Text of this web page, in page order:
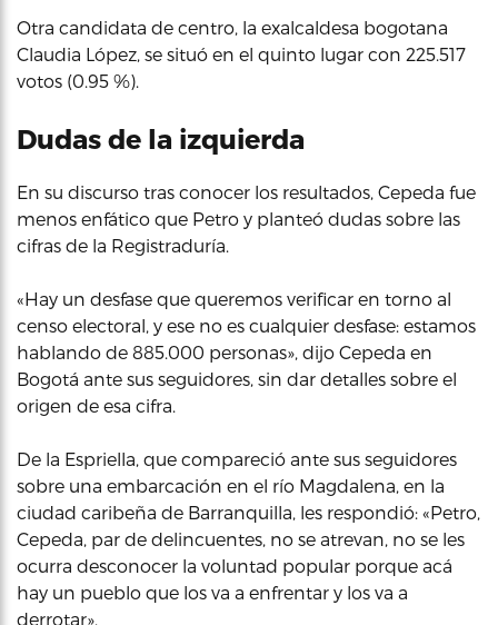
Otra candidata de centro, la exalcaldesa bogotana
Claudia López, se situó en el quinto lugar con 225.517
votos (0.95 %).
Dudas de la izquierda
En su discurso tras conocer los resultados, Cepeda fue
menos enfático que Petro y planteó dudas sobre las
cifras de la Registraduría.
«Hay un desfase que queremos verificar en torno al
censo electoral, y ese no es cualquier desfase: estamos
hablando de 885.000 personas», dijo Cepeda en
Bogotá ante sus seguidores, sin dar detalles sobre el
origen de esa cifra.
De la Espriella, que compareció ante sus seguidores
sobre una embarcación en el río Magdalena, en la
ciudad caribeña de Barranquilla, les respondió: «Petro,
Cepeda, par de delincuentes, no se atrevan, no se les
ocurra desconocer la voluntad popular porque acá
hay un pueblo que los va a enfrentar y los va a
derrotar».